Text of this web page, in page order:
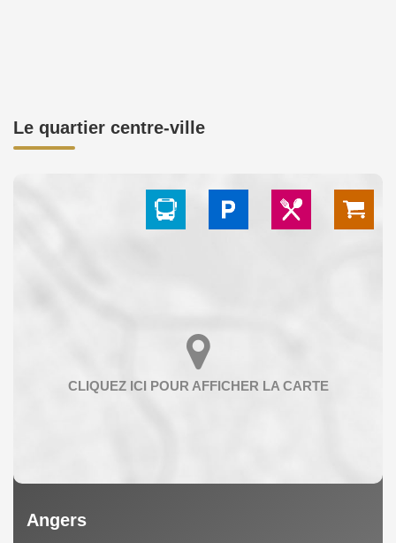
Le quartier centre-ville
Angers